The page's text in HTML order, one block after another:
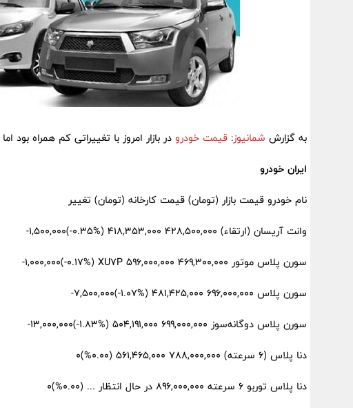
به گزارش شمانیوز: قیمت خودرو در بازار امروز با تغییراتی کم همراه بود اما
ایران خودرو
نام خودرو قیمت بازار (تومان) قیمت کارخانه (تومان) تغییر
وانت آریسان (ارتقاء) ۴۲۸,۵۰۰,۰۰۰ ۴۱۸,۳۵۳,۰۰۰ (‎-۰.۳۵%‏)‎-۱,۵۰۰,۰۰۰‏
سورن پلاس موتور XU7P ۵۹۶,۰۰۰,۰۰۰ ۴۶۹,۳۰۰,۰۰۰ (‎-۰.۱۷%‏)‎-۱,۰۰۰,۰۰۰‏
سورن پلاس ۶۹۶,۰۰۰,۰۰۰ ۴۸۱,۴۲۵,۰۰۰ (‎-۱.۰۷%‏)‎-۷,۵۰۰,۰۰۰‏
سورن پلاس دوگانه‌سوز ۶۹۹,۰۰۰,۰۰۰ ۵۰۴,۱۹۱,۰۰۰ (‎-۱.۸۳%‏)‎-۱۳,۰۰۰,۰۰۰‏
دنا پلاس (6 سرعته) ۷۸۸,۰۰۰,۰۰۰ ۵۶۱,۴۶۵,۰۰۰ (۰.۰۰%)۰
دنا پلاس توربو 6 سرعته ۸۹۶,۰۰۰,۰۰۰ در حال انتظار ... (۰.۰۰%)۰